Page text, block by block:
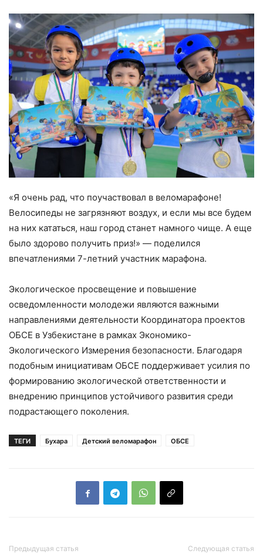
«Я очень рад, что поучаствовал в веломарафоне!
Велосипеды не загрязняют воздух, и если мы все будем
на них кататься, наш город станет намного чище. А еще
было здорово получить приз!» — поделился
впечатлениями 7-летний участник марафона.
Экологическое просвещение и повышение
осведомленности молодежи являются важными
направлениями деятельности Координатора проектов
ОБСЕ в Узбекистане в рамках Экономико-
Экологического Измерения безопасности. Благодаря
подобным инициативам ОБСЕ поддерживает усилия по
формированию экологической ответственности и
внедрению принципов устойчивого развития среди
подрастающего поколения.
ТЕГИ Бухара Детский веломарафон ОБСЕ
Предыдущая статья Следующая статья